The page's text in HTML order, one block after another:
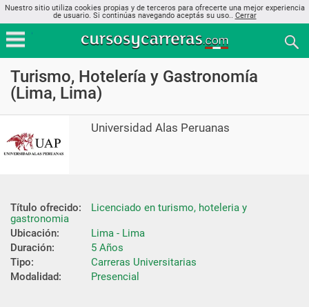
Nuestro sitio utiliza cookies propias y de terceros para ofrecerte una mejor experiencia
de usuario. Si continúas navegando aceptás su uso.. Cerrar
Turismo, Hotelería y Gastronomía
(Lima, Lima)
Universidad Alas Peruanas
Título ofrecido:
Licenciado en turismo, hoteleria y
gastronomia
Ubicación:
Lima - Lima
Duración:
5 Años
Tipo:
Carreras Universitarias
Modalidad:
Presencial